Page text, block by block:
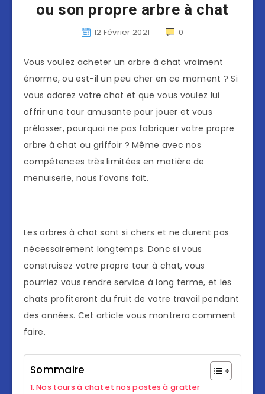
ou son propre arbre à chat
12 Février 2021 0
Vous voulez acheter un arbre à chat vraiment
énorme, ou est-il un peu cher en ce moment ? Si
vous adorez votre chat et que vous voulez lui
offrir une tour amusante pour jouer et vous
prélasser, pourquoi ne pas fabriquer votre propre
arbre à chat ou griffoir ? Même avec nos
compétences très limitées en matière de
menuiserie, nous l’avons fait.
Les arbres à chat sont si chers et ne durent pas
nécessairement longtemps. Donc si vous
construisez votre propre tour à chat, vous
pourriez vous rendre service à long terme, et les
chats profiteront du fruit de votre travail pendant
des années. Cet article vous montrera comment
faire.
Sommaire
Nos tours à chat et nos postes à gratter